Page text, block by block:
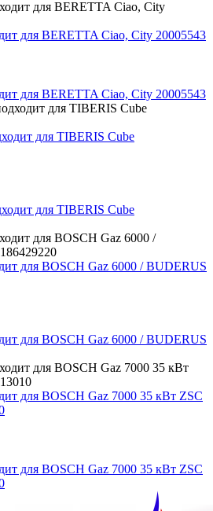
для BERETTA Ciao, City 20005543
для BERETTA Ciao, City 20005543
для TIBERIS Cube
для TIBERIS Cube
для BOSCH Gaz 6000 / BUDERUS
для BOSCH Gaz 6000 / BUDERUS
для BOSCH Gaz 7000 35 кВт ZSC
для BOSCH Gaz 7000 35 кВт ZSC